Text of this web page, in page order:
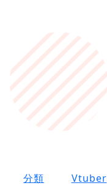
分類 Vtuber